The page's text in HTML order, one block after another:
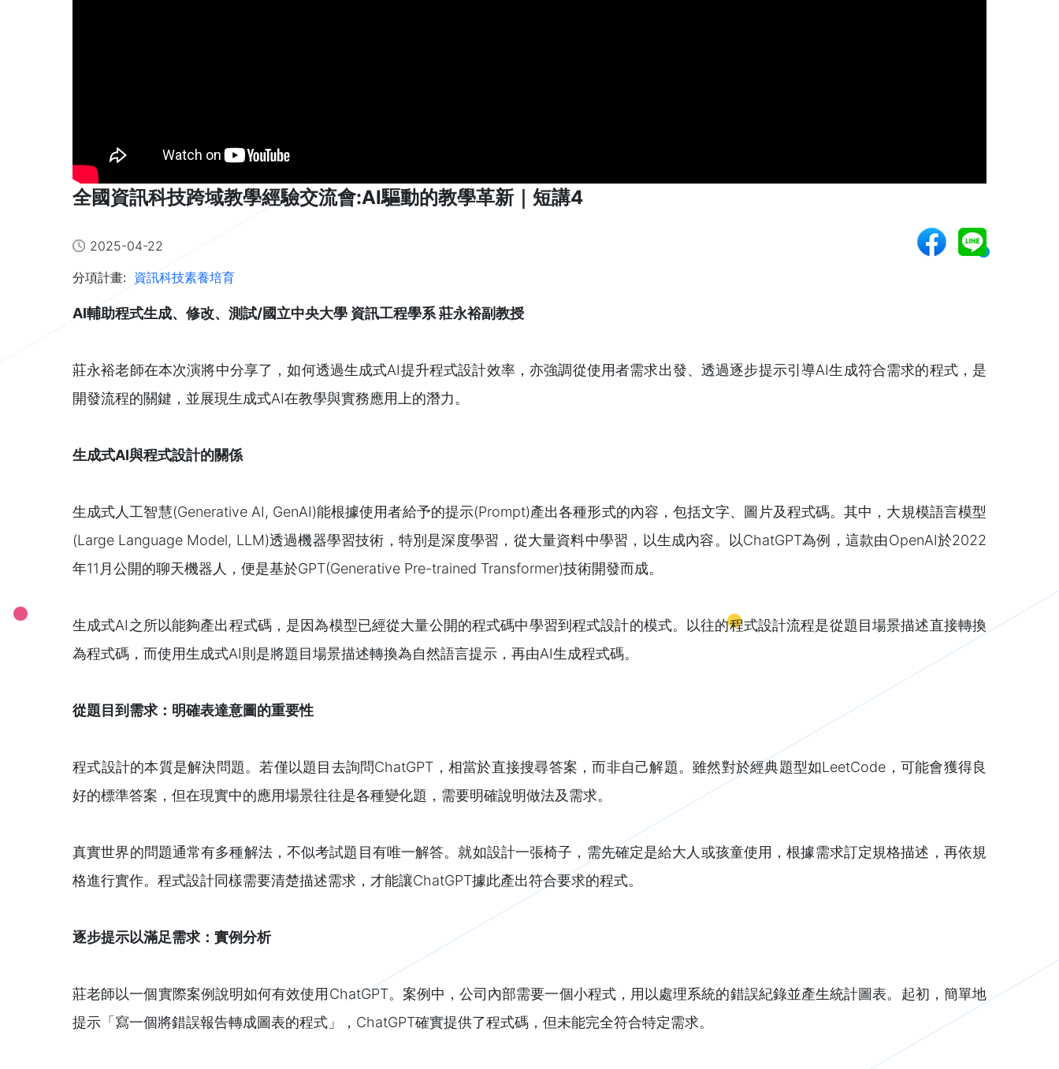
全國資訊科技跨域教學經驗交流會:AI驅動的教學革新｜短講4
2025-04-22
分項計畫: 資訊科技素養培育
AI輔助程式生成、修改、測試/國立中央大學 資訊工程學系 莊永裕副教授
莊永裕老師在本次演將中分享了，如何透過生成式AI提升程式設計效率，亦強調從使用者需求出發、透過逐步提示引導AI生成符合需求的程式，是
開發流程的關鍵，並展現生成式AI在教學與實務應用上的潛力。
生成式AI與程式設計的關係
生成式人工智慧(Generative AI, GenAI)能根據使用者給予的提示(Prompt)產出各種形式的內容，包括文字、圖片及程式碼。其中，大規模語言模型
(Large Language Model, LLM)透過機器學習技術，特別是深度學習，從大量資料中學習，以生成內容。以ChatGPT為例，這款由OpenAI於2022
年11月公開的聊天機器人，便是基於GPT(Generative Pre-trained Transformer)技術開發而成。
生成式AI之所以能夠產出程式碼，是因為模型已經從大量公開的程式碼中學習到程式設計的模式。以往的程式設計流程是從題目場景描述直接轉換
為程式碼，而使用生成式AI則是將題目場景描述轉換為自然語言提示，再由AI生成程式碼。
從題目到需求：明確表達意圖的重要性
程式設計的本質是解決問題。若僅以題目去詢問ChatGPT，相當於直接搜尋答案，而非自己解題。雖然對於經典題型如LeetCode，可能會獲得良
好的標準答案，但在現實中的應用場景往往是各種變化題，需要明確說明做法及需求。
真實世界的問題通常有多種解法，不似考試題目有唯一解答。就如設計一張椅子，需先確定是給大人或孩童使用，根據需求訂定規格描述，再依規
格進行實作。程式設計同樣需要清楚描述需求，才能讓ChatGPT據此產出符合要求的程式。
逐步提示以滿足需求：實例分析
莊老師以一個實際案例說明如何有效使用ChatGPT。案例中，公司內部需要一個小程式，用以處理系統的錯誤紀錄並產生統計圖表。起初，簡單地
提示「寫一個將錯誤報告轉成圖表的程式」，ChatGPT確實提供了程式碼，但未能完全符合特定需求。